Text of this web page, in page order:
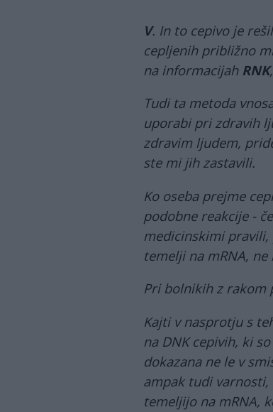
V. In to cepivo je
cepljenih približno
na informacijah RNK
Tudi ta metoda
uporabi pri zdravih
zdravim ljudem,
ste mi jih zastavili.
Ko oseba prejme
podobne reakcije -
medicinskimi pravili,
temelji na mRNA,
Pri bolnikih z rakom
Kajti v nasprotju s
na DNK cepivih, ki
dokazana ne le v
ampak tudi
temeljijo na mRNA,